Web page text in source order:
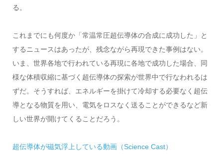
る。
これまでにも何度か「常温常圧超伝導体の合成に成功した」と
するニュースはあったが、残念ながら再現できた事例はない。
いま、世界各地で行われている再現に各地で成功した場合、同
様な体積収縮に基づく超伝導体の探索が世界中で行なわれるは
ずだ。そうすれば、エネルギーを掛けて冷却する必要なく超伝
導となる物質を用い、電気をロスなく送ることができるなど新
しい世界が開けてくることだろう。
超伝導体が磁気浮上している動画（Science Cast）